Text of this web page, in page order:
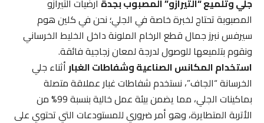
جلي وتلميع “التيرازو” المصبوب بجدةأرضيات التيرازو
المصبوبة تحتاج لخبرة خاصة في الجلي؛ نحن في كلين هوم
سيرفس نبرز جمال قطع الرخام الملونة داخل الخليط الخرساني
ونقوم بتلميعها للوصول لدرجة لمعان زجاجية فائقة.
استخدام المكانس الصناعية وشفاطات الغبارأثناء جلي
الخرسانة “الجاف”، نستخدم شفاطات غبار عملاقة متصلة
بماكينات الجلي، مما يضمن بيئة عمل خالية بنسبة 99% من
الأتربة المتطايرة، وهو أمر ضروري للمستودعات التي تحتوي على